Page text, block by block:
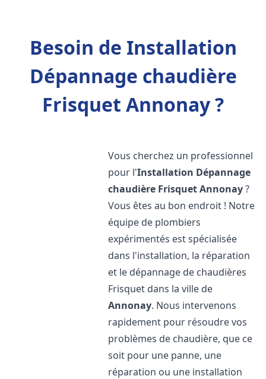
Besoin de Installation
Dépannage chaudière
Frisquet Annonay ?
Vous cherchez un professionnel
pour l'Installation Dépannage
chaudière FrisquetAnnonay?
Vous êtes au bon endroit ! Notre
équipe de plombiers
expérimentés est spécialisée
dans l'installation, la réparation
et le dépannage de chaudières
Frisquet dans la ville de
Annonay. Nous intervenons
rapidement pour résoudre vos
problèmes de chaudière, que ce
soit pour une panne, une
réparation ou une installation